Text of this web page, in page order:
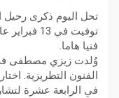
تحل اليوم ذكرى رحيل
فنيا هاما.
الفنون التطريزية.
في الرابعة عشرة